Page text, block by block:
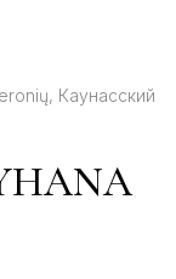
Каунасский